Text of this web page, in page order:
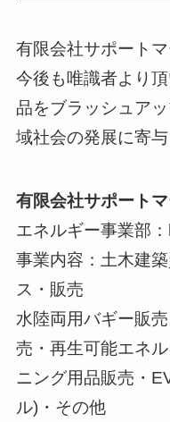
有限会社サポート
今後も唯識者より
品をブラッシュア
域社会の発展に寄与
有限会社サポート
エネルギー事業部
事業内容：土木建
ス・販売
水陸両用バギー販
売・再生可能エネ
ニング用品販売・
ル)・その他